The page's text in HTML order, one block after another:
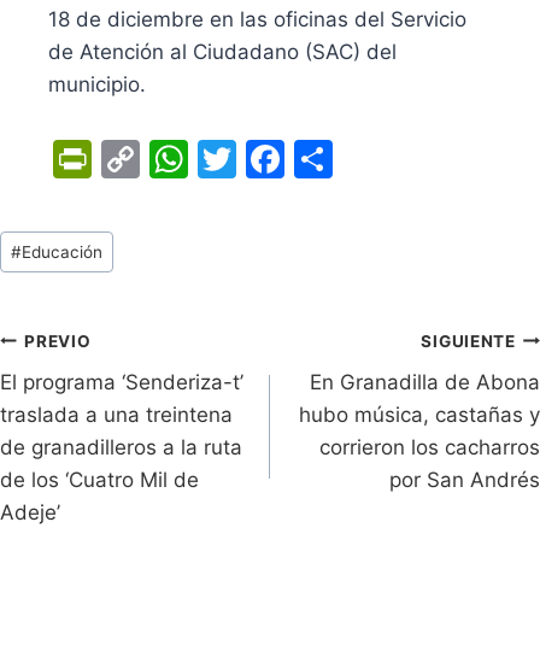
18 de diciembre en las oficinas del Servicio
de Atención al Ciudadano (SAC) del
municipio.
Pr
tF
ri
dl
y
C
k
W
p
T
F
k
Tags
de
#Educación
Navegación
de
entradas
PREVIO
El programa ‘Senderiza-t’
traslada a una treintena
de granadilleros a la ruta
de los ‘Cuatro Mil de
Adeje’
SIGUIENTE
En Granadilla de Abona
hubo música, castañas y
corrieron los cacharros
por San Andrés